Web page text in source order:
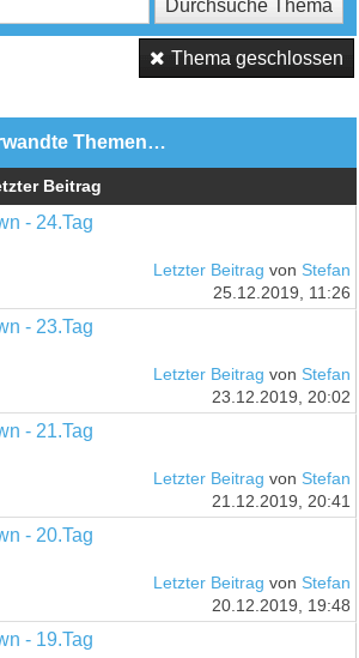
Thema geschlossen
Themen…
Beitrag
- 24.Tag
Letzter Beitrag von Stefan
25.12.2019, 11:26
- 23.Tag
Letzter Beitrag von Stefan
23.12.2019, 20:02
- 21.Tag
Letzter Beitrag von Stefan
21.12.2019, 20:41
- 20.Tag
Letzter Beitrag von Stefan
20.12.2019, 19:48
- 19.Tag